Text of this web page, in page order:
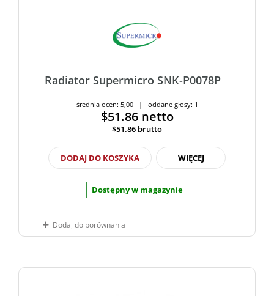
Radiator Supermicro SNK-P0078P
średnia ocen: 5,00 | oddane głosy: 1
$51.86 netto
$51.86 brutto
DODAJ DO KOSZYKA WIĘCEJ
Dostępny w magazynie
Dodaj do porównania